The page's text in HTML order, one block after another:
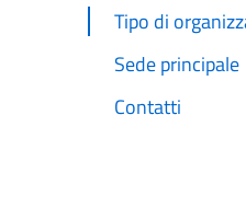
Tipo di
Sede principale
Contatti